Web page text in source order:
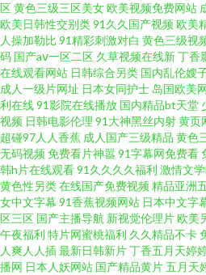
你情我爱人人妻人人操 91成人免费X 极品
产黄a三级大片 91这里 91AV啪啪 超碰在
网址 久久嫩草网 91黄色刺激 亚洲欧美网
在线性生活AAA片 日韩东京热 毛片区在
wwwavcom沁草 一级黄业台湾色情日本三
兽 青青草免费在线观看 蜜桃在线色视频 国
91九色 国偷精品无码久久久久蜜桃软件
区黄色三级三区美女欧美视频免费网站
欧美日韩性交别类91久久国产视频欧美
人操加勒比 91精彩刺激对白 黄色三级视
码 国产aⅴ一区二区 久草视频在线新丁香
在线观看网站 日韩综合另类 国内乱伦嫂
成人一级片网址 日本女同护士 岛国欧美
利在线91影院在线播放 国内精品bt天堂
视频 日韩电影伦理 91大神黑丝内射黄页
超碰97人人香蕉 成人国产三级精品 黄色
无码视频免费看片神嚣91字幕网免费看
韩h片在线观看91久久久久福利 激情文
黄色性另类在线国产免费视频精品亚洲
女中文字幕 91香蕉视频网站 日本中文字
区三区 国产主播导航 新视觉伦理片欧美
午夜福利 特片网蜜桃福利 久久精品不卡
人爽人人插最新日韩新片丁香五月天婷
播网 日本人妖网站 国产精品黄片五月天